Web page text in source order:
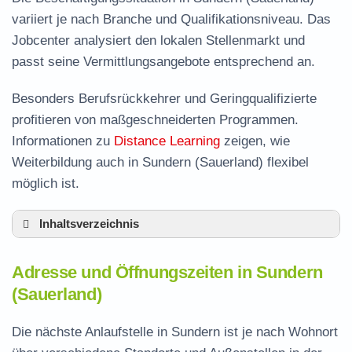
variiert je nach Branche und Qualifikationsniveau. Das
Jobcenter analysiert den lokalen Stellenmarkt und
passt seine Vermittlungsangebote entsprechend an.
Besonders Berufsrückkehrer und Geringqualifizierte
profitieren von maßgeschneiderten Programmen.
Informationen zu Distance Learning zeigen, wie
Weiterbildung auch in Sundern (Sauerland) flexibel
möglich ist.
Inhaltsverzeichnis
Leistungen der Arbeitsvermittlung in Sundern
Termin vereinbaren und Bürgergeld beantragen
Jobcenter Hochsauerlandkreis – zuständige
Adresse und Öffnungszeiten in Sundern
(Sauerland)
Die nächste Anlaufstelle in Sundern ist je nach Wohnort